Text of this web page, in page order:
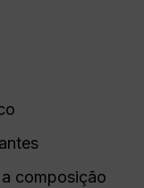
composição